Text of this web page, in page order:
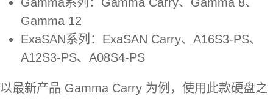
Gamma 12
ExaSAN系列：ExaSAN Carry、A16S3-PS、
A12S3-PS、A08S4-PS
以最新产品 Gamma Carry 为例，使用此款硬盘之